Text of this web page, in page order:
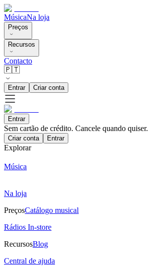
MúsicaNa loja
Preços
Recursos
Contacto
🇵🇹
Entrar Criar conta
Entrar
Sem cartão de crédito. Cancele quando quiser.
Criar conta Entrar
Explorar
Música
Na loja
PreçosCatálogo musical
Rádios In-store
RecursosBlog
Central de ajuda